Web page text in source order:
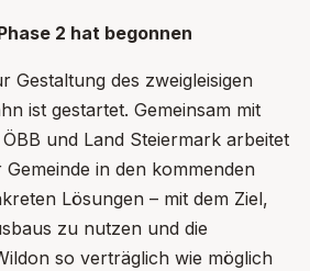
2 hat begonnen
Gestaltung des zweigleisigen
ist gestartet. Gemeinsam mit
ÖBB und Land Steiermark arbeitet
in den kommenden
Lösungen – mit dem Ziel,
zu nutzen und die
so verträglich wie möglich